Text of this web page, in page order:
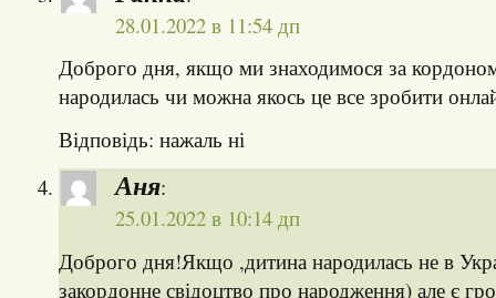
28.01.2022 в 11:54 дп
Доброго дня, якщо ми знаходимося за
народилась чи можна якось це все зробити
Відповідь: нажаль ні
Аня:
25.01.2022 в 10:14 дп
Доброго дня!Якщо ,дитина народилась не в
закордонне свідоцтво про народження) але є